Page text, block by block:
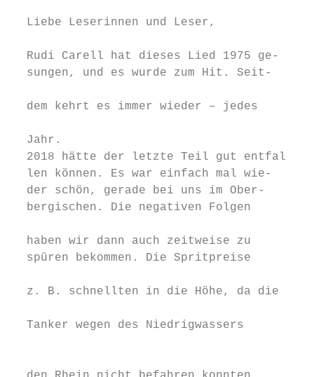
  Liebe Leserinnen und Leser,
Rudi Carell hat dieses Lied 1975 ge-
sungen, und es wurde zum Hit. Seit-
dem kehrt es immer wieder – jedes
Jahr.
2018 hätte der letzte Teil gut entfal-
len können. Es war einfach mal wie-
der schön, gerade bei uns im Ober-
bergischen. Die negativen Folgen
haben wir dann auch zeitweise zu
spüren bekommen. Die Spritpreise
z. B. schnellten in die Höhe, da die
Tanker wegen des Niedrigwassers